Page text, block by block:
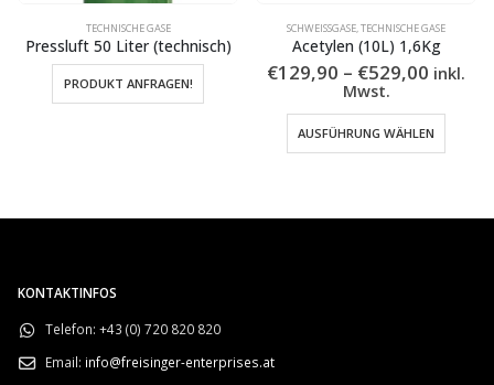
TECHNISCHE GASE
Pressluft 50 Liter (technisch)
PRODUKT ANFRAGEN!
SCHWEISSGASE ,TECHNISCHE GASE
Acetylen (10L) 1,6Kg
€129,90 – €529,00 inkl.
Mwst.
AUSFÜHRUNG WÄHLEN
Dieses Produkt weist mehrere Varianten auf. Die Optionen können auf der Produktseite
KONTAKTINFOS
Telefon: +43 (0) 720 820 820
Email: info@freisinger-enterprises.at